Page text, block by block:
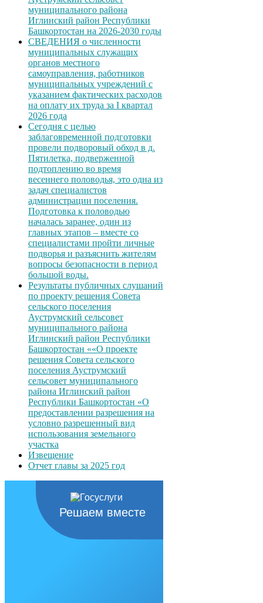
муниципального района
Иглинский район Республики
Башкортостан на 2026-2030 годы
СВЕДЕНИЯ о численности
муниципальных служащих
органов местного
самоуправления, работников
муниципальных учреждений с
указанием фактических расходов
на оплату их труда за I квартал
2026 года
Сегодня с целью
заблаговременной подготовки
провели подворовый обход в д.
Пятилетка, подверженной
подтоплению во время
весеннего половодья, это одна из
задач специалистов
администрации поселения.
Подготовка к половодью
началась заранее, один из
главных этапов – вместе со
специалистами пройти личные
подворья и разъяснить жителям
вопросы безопасности в период
большой воды.
Результаты публичных слушаний
по проекту решения Совета
сельского поселения
Ауструмский сельсовет
муниципального района
Иглинский район Республики
Башкортостан ««О проекте
решения Совета сельского
поселения Ауструмский
сельсовет муниципального
района Иглинский район
Республики Башкортостан «О
предоставлении разрешения на
условно разрешенный вид
использования земельного
участка
Извещение
Отчет главы за 2025 год
Решаем вместе